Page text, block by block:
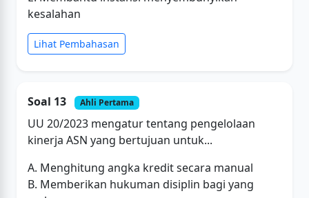
kesalahan
Lihat Pembahasan
Soal 13 Ahli Pertama
UU 20/2023 mengatur tentang pengelolaan
kinerja ASN yang bertujuan untuk...
A. Menghitung angka kredit secara manual
B. Memberikan hukuman disiplin bagi yang